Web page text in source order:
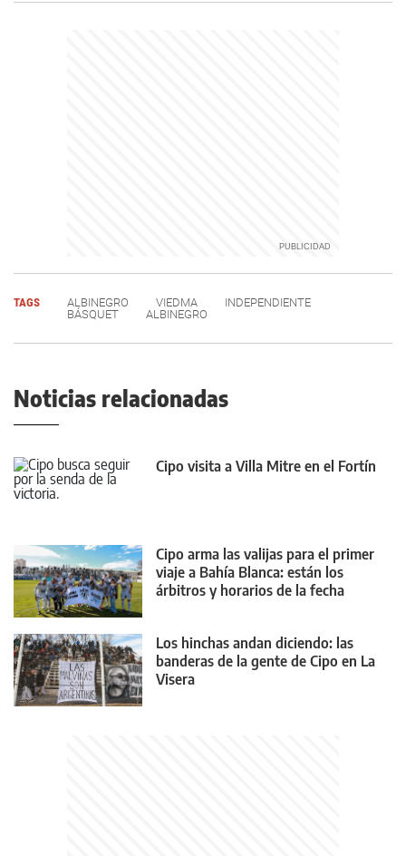
TAGS ALBINEGRO VIEDMA
INDEPENDIENTE
BÁSQUET
ALBINEGRO
Noticias relacionadas
Cipo visita a Villa Mitre en el Fortín
Cipo arma las valijas para el primer
viaje a Bahía Blanca: están los
árbitros y horarios de la fecha
Los hinchas andan diciendo: las
banderas de la gente de Cipo en La
Visera